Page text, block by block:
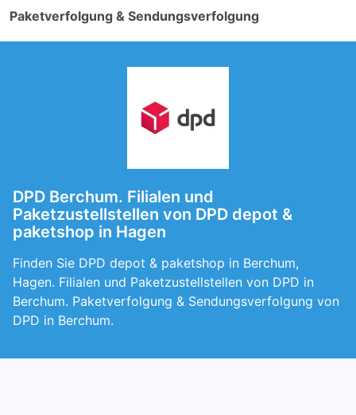
Paketverfolgung & Sendungsverfolgung
DPD Berchum. Filialen und
Paketzustellstellen von DPD depot &
paketshop in Hagen
Finden Sie DPD depot & paketshop in Berchum,
Hagen. Filialen und Paketzustellstellen von DPD in
Berchum. Paketverfolgung & Sendungsverfolgung von
DPD in Berchum.